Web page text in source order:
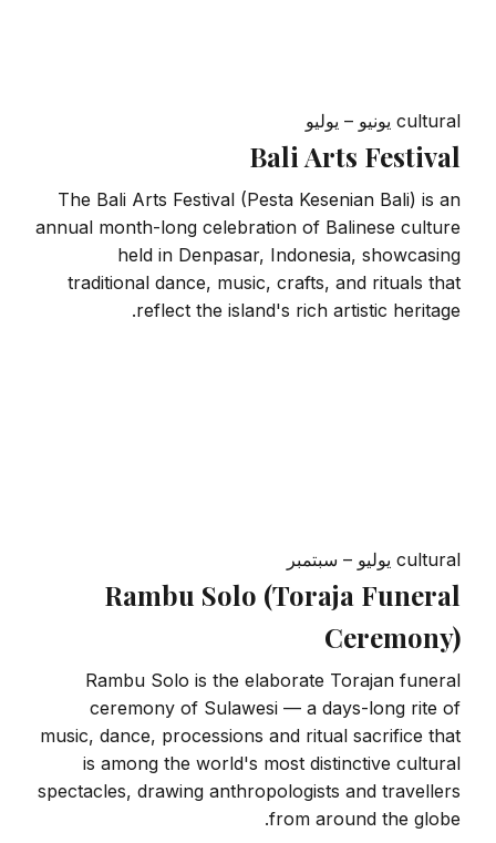
cultural يونيو – يوليو
Bali Arts Festival
The Bali Arts Festival (Pesta Kesenian Bali) is an
annual month-long celebration of Balinese culture
held in Denpasar, Indonesia, showcasing
traditional dance, music, crafts, and rituals that
reflect the island's rich artistic heritage.
cultural يوليو – سبتمبر
Rambu Solo (Toraja Funeral
Ceremony)
Rambu Solo is the elaborate Torajan funeral
ceremony of Sulawesi — a days-long rite of
music, dance, processions and ritual sacrifice that
is among the world's most distinctive cultural
spectacles, drawing anthropologists and travellers
from around the globe.